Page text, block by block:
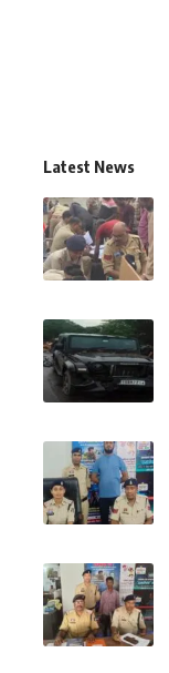
Latest News